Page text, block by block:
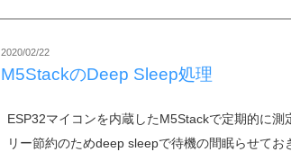
2020/02/22
M5StackのDeep Sleep処理
ESP32マイコンを内蔵したM5Stackで定期的に
リー節約のためdeep sleepで待機の間眠らせて